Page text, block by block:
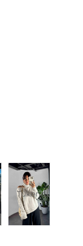
Tükendi